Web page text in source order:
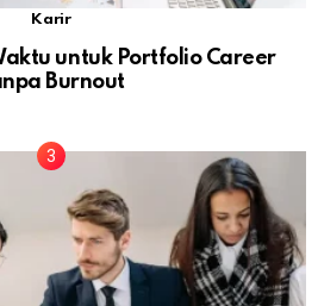
Karir
untuk Portfolio Career
Burnout